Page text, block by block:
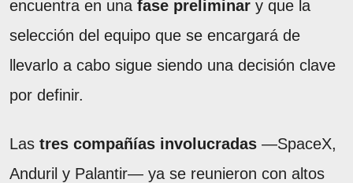
encuentra en una fase preliminar y que la
selección del equipo que se encargará de
llevarlo a cabo sigue siendo una decisión clave
por definir.
Las tres compañías involucradas —SpaceX,
Anduril y Palantir— ya se reunieron con altos